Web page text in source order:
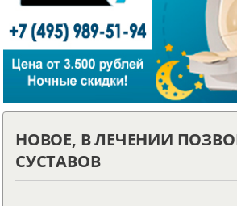
НОВОЕ, В ЛЕЧЕНИИ
СУСТАВОВ